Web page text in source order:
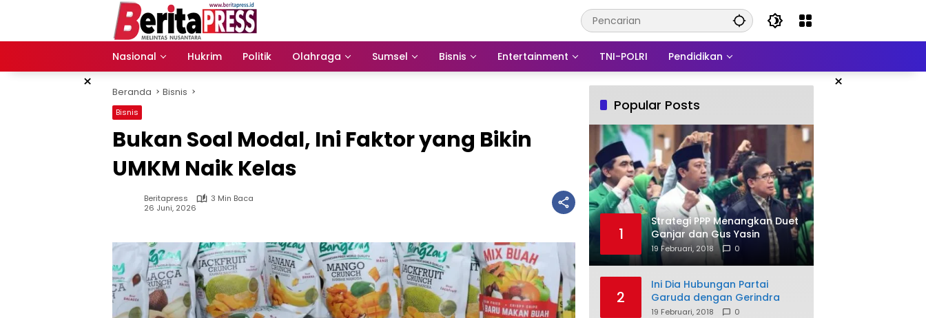
Nasional
Hukrim Politik Olahraga Sumsel Bisnis Entertainment TNI-POLRI Pendidikan
× ×
Beranda Bisnis
Bisnis
Bukan Soal Modal, Ini Faktor yang Bikin
UMKM Naik Kelas
Beritapress
3 Min Baca
26 Juni, 2026
Popular Posts
1
Strategi PPP Menangkan Duet
Ganjar dan Gus Yasin
19 Februari, 2018 0
2
Ini Dia Hubungan Partai
Garuda dengan Gerindra
19 Februari, 2018 0